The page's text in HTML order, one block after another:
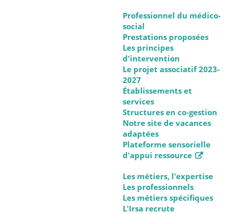
Professionnel du médico-
social
Prestations proposées
Les principes
d'intervention
Le projet associatif 2023-
2027
Établissements et
services
Structures en co-gestion
Notre site de vacances
adaptées
Plateforme sensorielle
d'appui ressource
Les métiers, l'expertise
Les professionnels
Les métiers spécifiques
L'Irsa recrute